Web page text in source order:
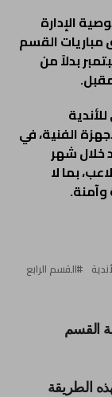
الإدارة
مباريات القسم
بدلاً من
الفنية، في
خلال شهر
بما لا
القسم الرابع
القسم
الطريقة